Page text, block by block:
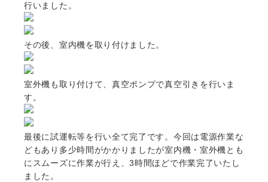
行いました。
その後、室内機を取り付けました。
室外機も取り付けて、真空ポンプで真空引きを行いま
す。
最後に試運転等を行い全て完了です。今回は電源作業な
どもあり多少時間がかかりましたが室内機・室外機とも
にスムーズに作業が行え、3時間ほどで作業完了いたし
ました。